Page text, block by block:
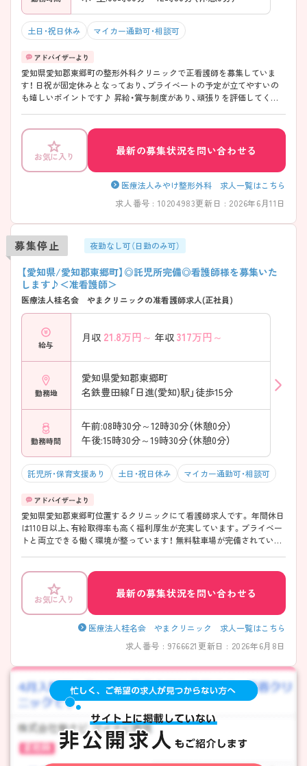
土日・祝日休み マイカー通勤可・相談可
愛知県愛知郡東郷町の整形外科クリニックで正看護師を募集していま
す！ 日祝が固定休みとなっており、プライベートの予定が立てやすいの
も嬉しいポイントです♪ 昇給・賞与制度があり、頑張りを評価してくれ
お気に入り 最新の募集状況を問い合わせる
医療法人みやけ整形外科 求人一覧はこちら
求人番号 : 10204983更新日 : 2026年6月11日
募集停止 夜勤なし可（日勤のみ可）
【愛知県/愛知郡東郷町】◎託児所完備◎看護師様を募集いた
します♪＜准看護師＞
医療法人桂名会 やまクリニックの准看護師求人(正社員)
給与
月収 21.8万円～ 年収 317万円～
勤務地
愛知県愛知郡東郷町
名鉄豊田線「日進(愛知)駅」徒歩15分
勤務時間
午前:08時30分～12時30分（休憩0分）
午後:15時30分～19時30分（休憩0分）
託児所・保育支援あり 土日・祝日休み マイカー通勤可・相談可
愛知県愛知郡東郷町位置するクリニックにて看護師求人です。 年間休日
は110日以上、有給取得率も高く福利厚生が充実しています。プライベー
トと両立できる働く環境が整っています！ 無料駐車場が完備されている
さいませ。
お気に入り
最新の募集状況を問い合わせる
医療法人桂名会 やまクリニック 求人一覧はこちら
求人番号 : 9766621 更新日 : 2026年6月8日